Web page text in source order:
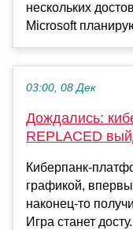
нескольких
Microsoft
03:00, 08 Дек
Дождались:
REPLACED
Киберпанк-
графикой,
наконец-то
Игра станет